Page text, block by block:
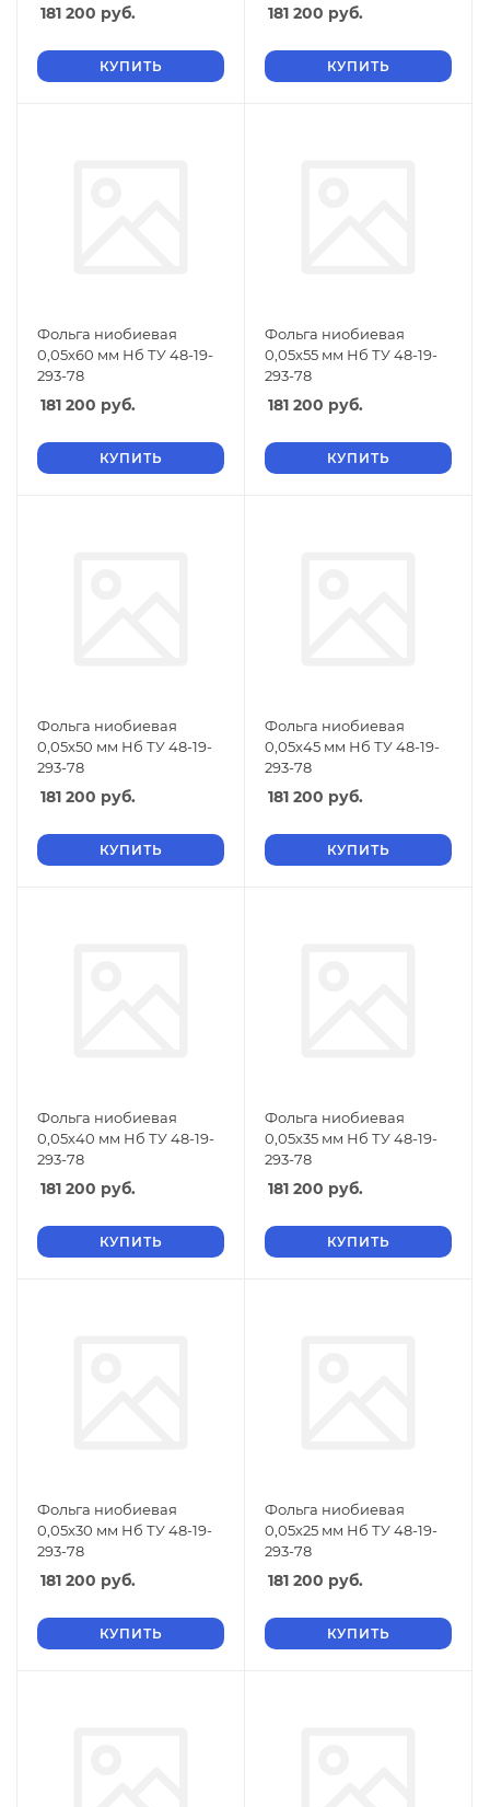
181 200 руб.
КУПИТЬ
181 200 руб.
КУПИТЬ
Фольга ниобиевая
0,05х60 мм Нб ТУ 48-19-
293-78
181 200 руб.
КУПИТЬ
Фольга ниобиевая
0,05х55 мм Нб ТУ 48-19-
293-78
181 200 руб.
КУПИТЬ
Фольга ниобиевая
0,05х50 мм Нб ТУ 48-19-
293-78
181 200 руб.
КУПИТЬ
Фольга ниобиевая
0,05х45 мм Нб ТУ 48-19-
293-78
181 200 руб.
КУПИТЬ
Фольга ниобиевая
0,05х40 мм Нб ТУ 48-19-
293-78
181 200 руб.
КУПИТЬ
Фольга ниобиевая
0,05х35 мм Нб ТУ 48-19-
293-78
181 200 руб.
КУПИТЬ
Фольга ниобиевая
0,05х30 мм Нб ТУ 48-19-
293-78
181 200 руб.
КУПИТЬ
Фольга ниобиевая
0,05х25 мм Нб ТУ 48-19-
293-78
181 200 руб.
КУПИТЬ